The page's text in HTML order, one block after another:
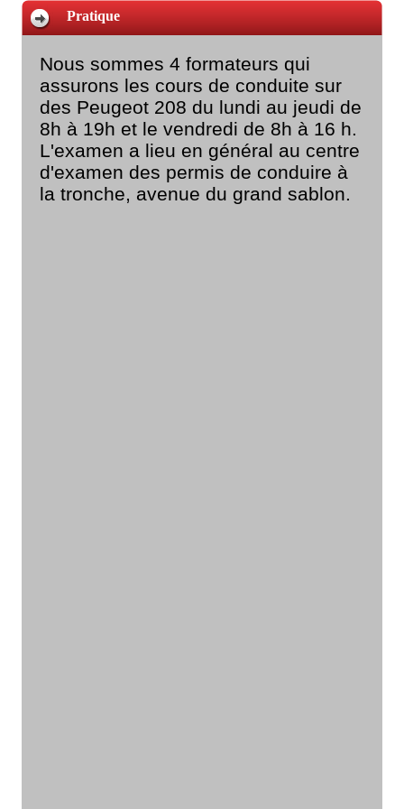
Nous sommes 4 formateurs qui
assurons les cours de conduite sur
des Peugeot 208 du lundi au jeudi de
8h à 19h et le vendredi de 8h à 16 h.
L'examen a lieu en général au centre
d'examen des permis de conduire à
la tronche, avenue du grand sablon.
Pratique